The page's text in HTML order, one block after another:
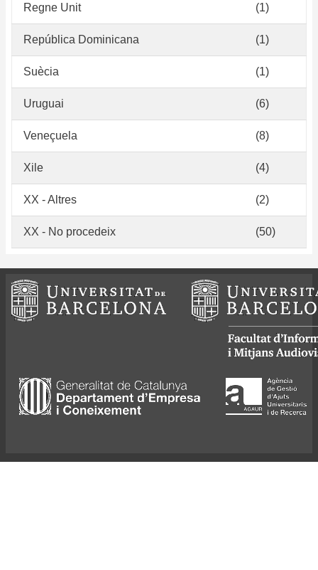
Regne Unit (1)
República Dominicana (1)
Suècia (1)
Uruguai (6)
Veneçuela (8)
Xile (4)
XX - Altres (2)
XX - No procedeix (50)